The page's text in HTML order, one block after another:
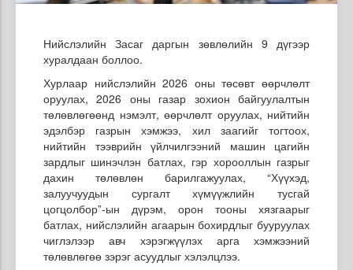
Нийслэлийн Засаг даргын зөвлөлийн 9 дүгээр
хуралдаан боллоо.
Хурлаар нийслэлийн 2026 оны төсөвт өөрчлөлт
оруулах, 2026 оны газар зохион байгуулалтын
төлөвлөгөөнд нэмэлт, өөрчлөлт оруулах, нийтийн
эдэлбэр газрын хэмжээ, хил заагийг тогтоох,
нийтийн тээврийн үйлчилгээний машин цагийн
зардлыг шинэчлэн батлах, гэр хорооллын газрыг
дахин төлөвлөн барилгажуулах, “Хүүхэд,
залуучуудын сургалт хүмүүжлийн тусгай
цогцолбор”-ын дүрэм, орон тооны хязгаарыг
батлах, нийслэлийн агаарын бохирдлыг бууруулах
чиглэлээр авч хэрэгжүүлэх арга хэмжээний
төлөвлөгөө зэрэг асуудлыг хэлэлцлээ.